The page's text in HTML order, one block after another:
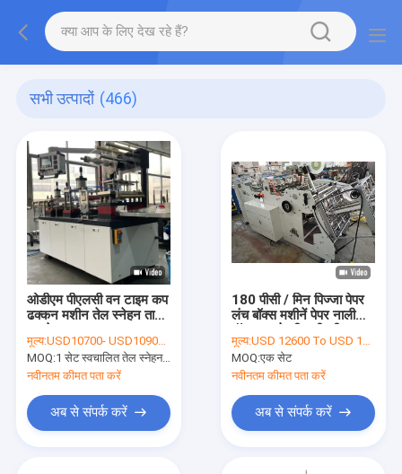
सभी उत्पादों (466)
ओडीएम पीएलसी वन टाइम कप
ढक्कन मशीन तेल स्नेहन ताप
मूल्य:USD10700- USD10900 / set
MOQ:1 सेट स्वचालित तेल स्नेहन ताप एक बार कप ढक्कन मशीन बनाने;
नवीनतम कीमत पता करें
अब से संपर्क करें
180 पीसी / मिन पिज्जा पेपर
लंच बॉक्स मशीनें पेपर नालीदार
मूल्य:USD 12600 To USD 13900 Per Set
MOQ:एक सेट
नवीनतम कीमत पता करें
अब से संपर्क करें